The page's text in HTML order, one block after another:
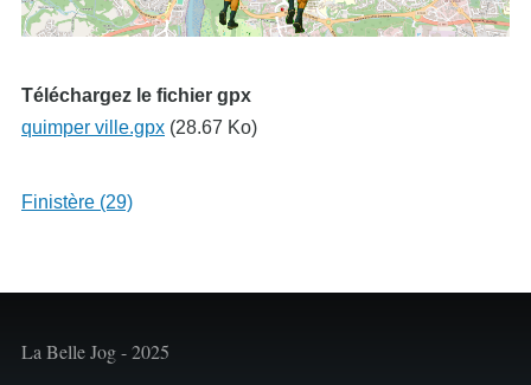
Téléchargez le fichier gpx
quimper ville.gpx (28.67 Ko)
Finistère (29)
La Belle Jog - 2025